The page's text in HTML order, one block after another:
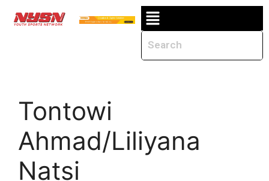
Tontowi
Ahmad/Liliyana
Natsi